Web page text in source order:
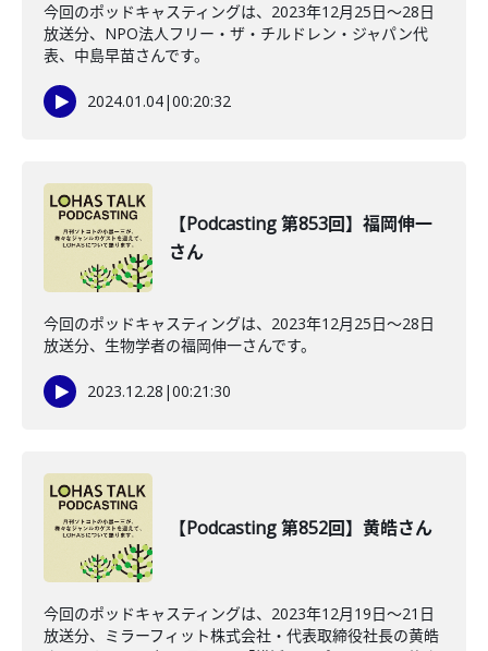
今回のポッドキャスティングは、2023年12月25日〜28日
放送分、NPO法人フリー・ザ・チルドレン・ジャパン代
表、中島早苗さんです。
2024.01.04|00:20:32
【Podcasting 第853回】福岡伸一
さん
今回のポッドキャスティングは、2023年12月25日〜28日
放送分、生物学者の福岡伸一さんです。
2023.12.28 |00:21:30
【Podcasting 第852回】黄皓さん
今回のポッドキャスティングは、2023年12月19日〜21日
放送分、ミラーフィット株式会社・代表取締役社長の黄皓